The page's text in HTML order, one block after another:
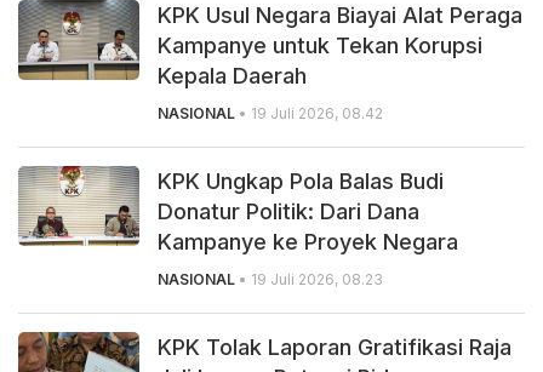
KPK Usul Negara Biayai Alat Peraga
Kampanye untuk Tekan Korupsi
Kepala Daerah
NASIONAL • 19 Juli 2026, 08.42
KPK Ungkap Pola Balas Budi
Donatur Politik: Dari Dana
Kampanye ke Proyek Negara
NASIONAL • 19 Juli 2026, 08.23
KPK Tolak Laporan Gratifikasi Raja